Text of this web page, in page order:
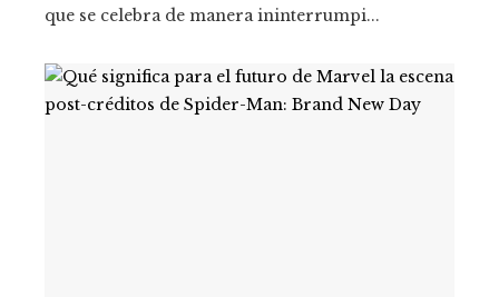
que se celebra de manera ininterrumpi...